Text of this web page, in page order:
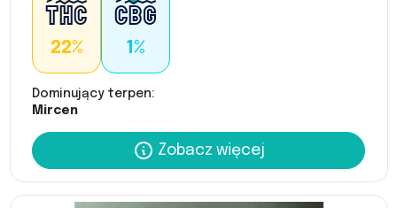
22% 1%
Dominujący terpen:
Mircen
Zobacz więcej